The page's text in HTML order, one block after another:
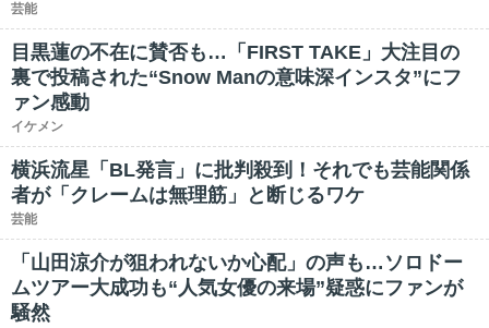
芸能
目黒蓮の不在に賛否も…「FIRST TAKE」大注目の
裏で投稿された“Snow Manの意味深インスタ”にフ
ァン感動
イケメン
横浜流星「BL発言」に批判殺到！それでも芸能関係
者が「クレームは無理筋」と断じるワケ
芸能
「山田涼介が狙われないか心配」の声も…ソロドー
ムツアー大成功も“人気女優の来場”疑惑にファンが
騒然